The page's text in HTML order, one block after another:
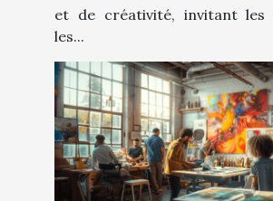
et de créativité, invitant
les...